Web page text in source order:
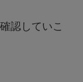
認していこ